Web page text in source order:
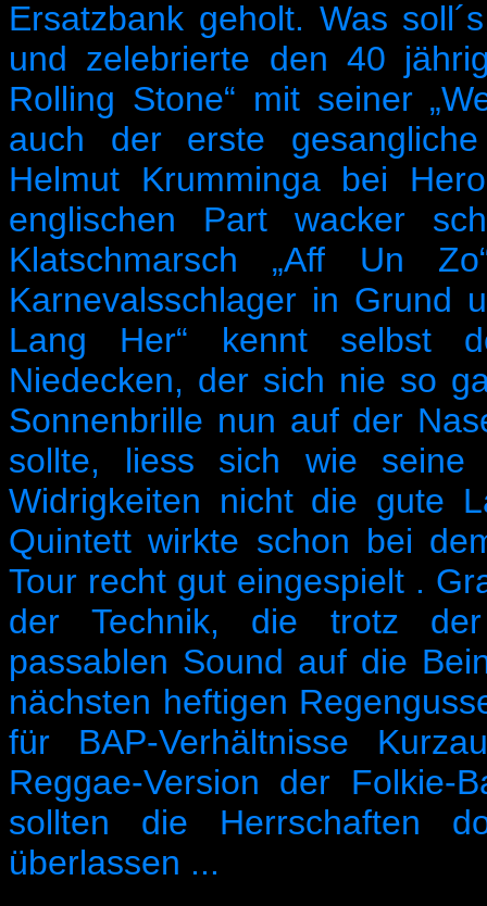
Ersatzbank geholt. Was
und zelebrierte den 40
Rolling Stone“ mit seiner
auch der erste
Helmut Krumminga bei
englischen Part wacker
Klatschmarsch „Aff Un
Karnevalsschlager in Grund
Lang Her“ kennt selbst
Niedecken, der sich nie so
Sonnenbrille nun auf der
sollte, liess sich wie seine
Widrigkeiten nicht die gute
Quintett wirkte schon bei
Tour recht gut eingespielt .
der Technik, die trotz der
passablen Sound auf die
nächsten heftigen
für BAP-Verhältnisse
Reggae-Version der Folkie-
sollten die Herrschaften
überlassen ...